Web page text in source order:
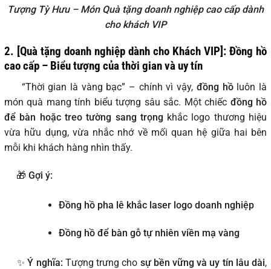
Tượng Tỳ Hưu – Món Quà tặng doanh nghiệp cao cấp dành
cho khách VIP
2. [Quà tặng doanh nghiệp dành cho Khách VIP]: Đồng hồ
cao cấp – Biểu tượng của thời gian và uy tín
“Thời gian là vàng bạc” – chính vì vậy, đồng hồluôn là
món quà mang tính biểu tượng sâu sắc. Một chiếc đồng hồ
để bàn hoặc treo tường sang trọng khắc logo thương hiệu
vừa hữu dụng, vừa nhắc nhớ về mối quan hệ giữa hai bên
mỗi khi khách hàng nhìn thấy.
🎁 Gợi ý:
Đồng hồ pha lê khắc laser logo doanh nghiệp
Đồng hồ để bàn gỗ tự nhiên viền mạ vàng
✨Ý nghĩa: Tượng trưng cho sự bền vững và uy tín lâu dài,